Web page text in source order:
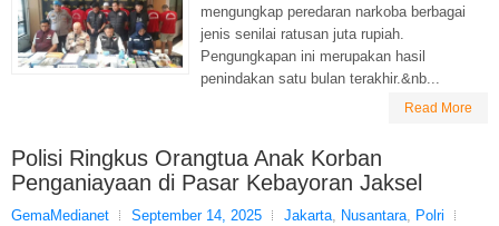
mengungkap peredaran narkoba berbagai
jenis senilai ratusan juta rupiah.
Pengungkapan ini merupakan hasil
penindakan satu bulan terakhir.&nb...
Read More
Polisi Ringkus Orangtua Anak Korban
Penganiayaan di Pasar Kebayoran Jaksel
GemaMedianet September 14, 2025 Jakarta, Nusantara, Polri